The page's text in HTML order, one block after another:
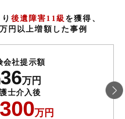
後遺障害11級 を獲得、
円以上増額した事例
会社提示額
36万円
士介入後
万円